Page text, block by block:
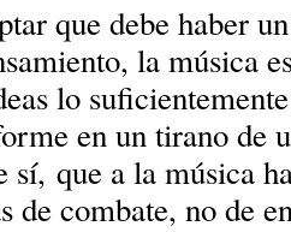
que debe haber
la música
lo
en un tirano de
sí, que a la música
de combate, no de